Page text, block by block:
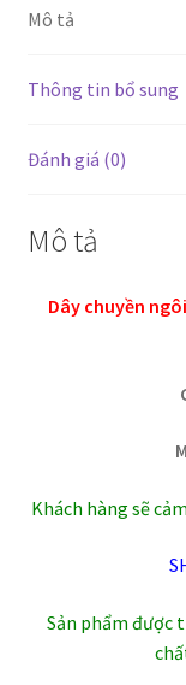
trang
đeo
mãi
Mô tả
Thông tin bổ sung
Đánh giá (0)
Mô tả
Dây chuyền
Khách hàng sẽ
Sản phẩm được